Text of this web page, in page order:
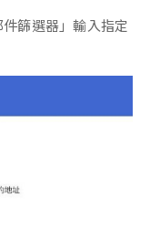
篩選器」輸入指定